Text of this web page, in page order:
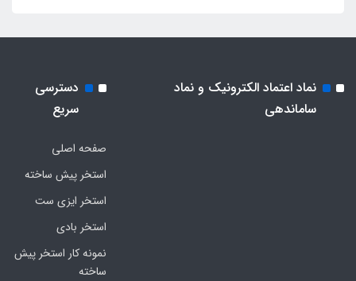
نماد اعتماد الکترونیک و نماد
ساماندهی
دسترسی
سریع
صفحه اصلی
استخر پیش ساخته
استخر ایزی ست
استخر بادی
نمونه کار استخر پیش
ساخته